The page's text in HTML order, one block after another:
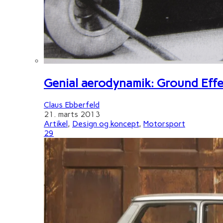
Genial aerodynamik: Ground
Claus Ebberfeld
21. marts 2013
Artikel, Design og koncept, Motorsport
29